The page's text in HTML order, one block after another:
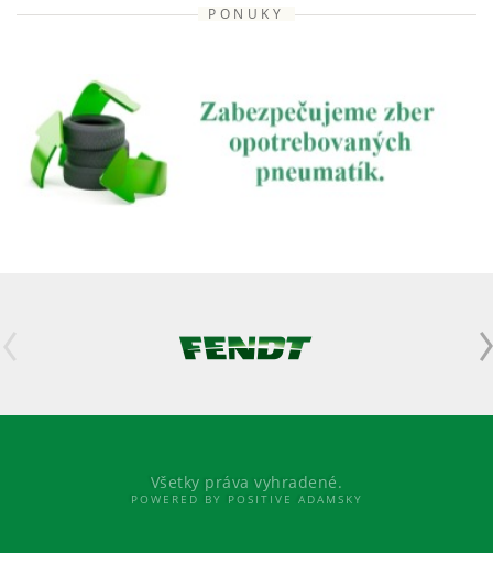
PONUKY
Všetky práva vyhradené.
POWERED BY POSITIVE ADAMSKY